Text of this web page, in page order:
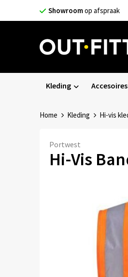
Showroomop afspraak
Kleding Accesoires
Home Kleding Hi-vis
Portwest
Hi-Vis